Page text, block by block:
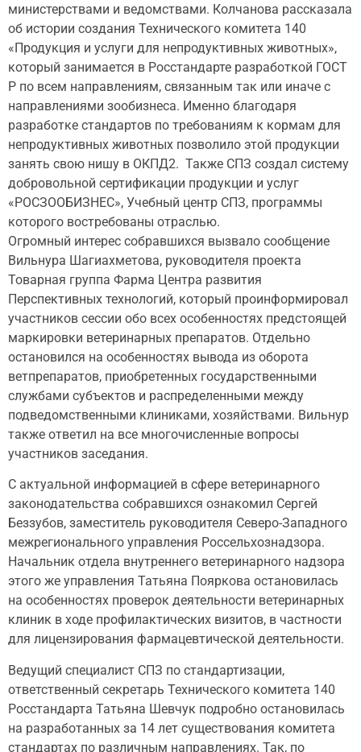
министерствами и ведомствами. Колчанова рассказала
об истории создания Технического комитета 140
«Продукция и услуги для непродуктивных животных»,
который занимается в Росстандарте разработкой ГОСТ
Р по всем направлениям, связанным так или иначе с
направлениями зообизнеса. Именно благодаря
разработке стандартов по требованиям к кормам для
непродуктивных животных позволило этой продукции
занять свою нишу в ОКПД2. Также СПЗ создал систему
добровольной сертификации продукции и услуг
«РОСЗООБИЗНЕС», Учебный центр СПЗ, программы
которого востребованы отраслью.
Огромный интерес собравшихся вызвало сообщение
Вильнура Шагиахметова, руководителя проекта
Товарная группа Фарма Центра развития
Перспективных технологий, который проинформировал
участников сессии обо всех особенностях предстоящей
маркировки ветеринарных препаратов. Отдельно
остановился на особенностях вывода из оборота
ветпрепаратов, приобретенных государственными
службами субъектов и распределенными между
подведомственными клиниками, хозяйствами. Вильнур
также ответил на все многочисленные вопросы
участников заседания.
С актуальной информацией в сфере ветеринарного
законодательства собравшихся ознакомил Сергей
Беззубов, заместитель руководителя Северо-Западного
межрегионального управления Россельхознадзора.
Начальник отдела внутреннего ветеринарного надзора
этого же управления Татьяна Пояркова остановилась
на особенностях проверок деятельности ветеринарных
клиник в ходе профилактических визитов, в частности
для лицензирования фармацевтической деятельности.
Ведущий специалист СПЗ по стандартизации,
ответственный секретарь Технического комитета 140
Росстандарта Татьяна Шевчук подробно остановилась
на разработанных за 14 лет существования комитета
стандартах по различным направлениях. Так, по